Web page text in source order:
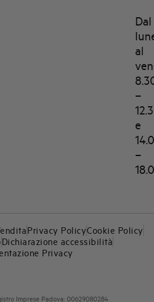
Dal
al
–
e
–
Privacy PolicyCookie Policy
Dichiarazione accessibilità
Privacy
Imprese Padova: 00629080284